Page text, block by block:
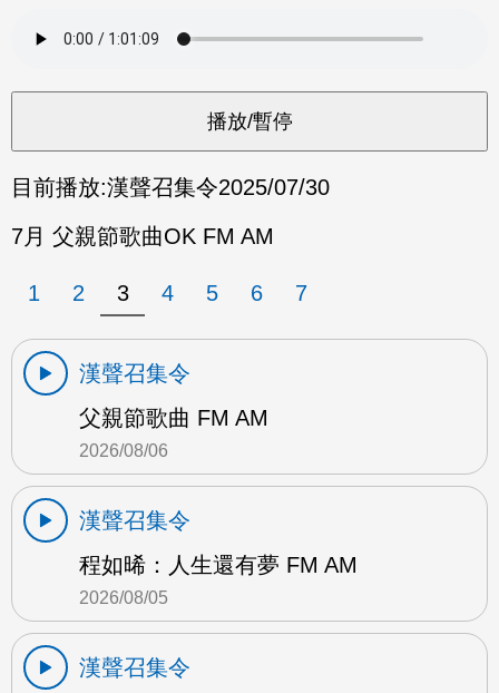
目前播放:漢聲召集令2025/07/30
7月 父親節歌曲OK FM AM
1 2 3 4 5 6 7
漢聲召集令
父親節歌曲 FM AM
2026/08/06
漢聲召集令
程如晞：人生還有夢 FM AM
2026/08/05
漢聲召集令